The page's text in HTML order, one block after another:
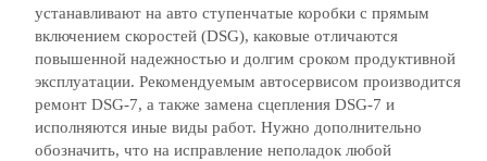
устанавливают на авто ступенчатые коробки с прямым
включением скоростей (DSG), каковые отличаются
повышенной надежностью и долгим сроком продуктивной
эксплуатации. Рекомендуемым автосервисом производится
ремонт DSG-7, а также замена сцепления DSG-7 и
исполняются иные виды работ. Нужно дополнительно
обозначить, что на исправление неполадок любой